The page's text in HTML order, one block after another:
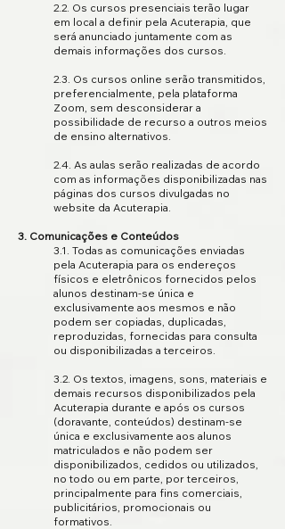
2.2. Os cursos presenciais terão lugar
em local a definir pela Acuterapia, que
será anunciado juntamente com as
demais informações dos cursos.
2.3. Os cursos online serão transmitidos,
preferencialmente, pela plataforma
Zoom, sem desconsiderar a
possibilidade de recurso a outros meios
de ensino alternativos.
2.4. As aulas serão realizadas de acordo
com as informações disponibilizadas nas
páginas dos cursos divulgadas no
website da Acuterapia.
3. Comunicações e Conteúdos
3.1. Todas as comunicações enviadas
pela Acuterapia para os endereços
físicos e eletrônicos fornecidos pelos
alunos destinam-se única e
exclusivamente aos mesmos e não
podem ser copiadas, duplicadas,
reproduzidas, fornecidas para consulta
ou disponibilizadas a terceiros.
3.2. Os textos, imagens, sons, materiais e
demais recursos disponibilizados pela
Acuterapia durante e após os cursos
(doravante, conteúdos) destinam-se
única e exclusivamente aos alunos
matriculados e não podem ser
disponibilizados, cedidos ou utilizados,
no todo ou em parte, por terceiros,
principalmente para fins comerciais,
publicitários, promocionais ou
formativos.